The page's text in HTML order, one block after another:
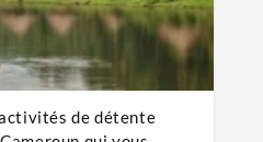
de détente